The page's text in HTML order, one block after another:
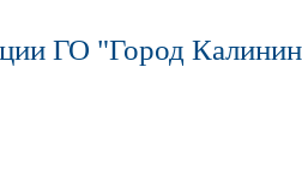
ГО "Город